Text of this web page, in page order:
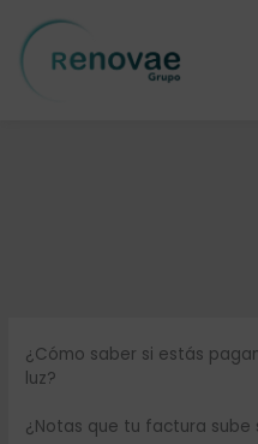
contenido
¿Cómo saber si estás
luz?
¿Notas que tu factura sube